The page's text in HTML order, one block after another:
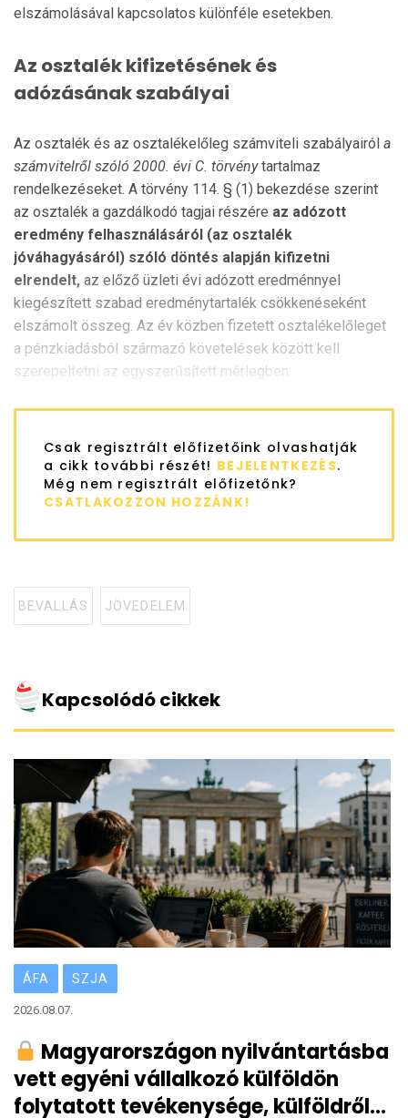
elszámolásával kapcsolatos különféle esetekben.
Az osztalék kifizetésének és
adózásának szabályai
Az osztalék és az osztalékelőleg számviteli szabályairól a
számvitelről szóló 2000. évi C. törvénytartalmaz
rendelkezéseket. A törvény 114. § (1) bekezdése szerint
az osztalék a gazdálkodó tagjai részére az adózott
eredmény felhasználásáról (az osztalék
jóváhagyásáról) szóló döntés alapján kifizetni
elrendelt, az előző üzleti évi adózott eredménnyel
kiegészített szabad eredménytartalék csökkenéseként
elszámolt összeg. Az év közben fizetett osztalékelőleget
a pénzkiadásból származó követelések között kell
szerepeltetni az egyszerűsített mérlegben.
Csak regisztrált előfizetőink olvashatják
a cikk további részét! BEJELENTKEZÉS.
Még nem regisztrált előfizetőnk?
CSATLAKOZZON HOZZÁNK!
Tagged
BEVALLÁS JÖVEDELEM
Kapcsolódó cikkek
ÁFA SZJA
2026.08.07.
Magyarországon nyilvántartásba
vett egyéni vállalkozó külföldön
folytatott tevékenysége, külföldről